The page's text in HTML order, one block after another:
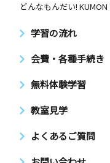
どんなもんだい! KUMON
学習の流れ
会費・各種手続き
無料体験学習
教室見学
よくあるご質問